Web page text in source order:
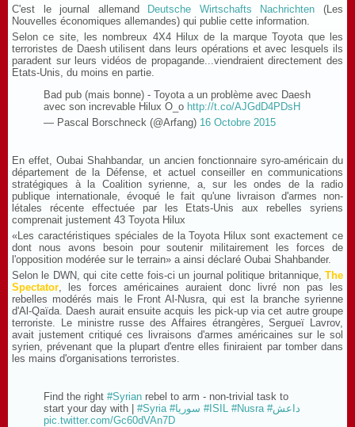
C'est le journal allemand
Deutsche Wirtschafts Nachrichten (Les
Nouvelles économiques allemandes) qui publie cette information.
Selon ce site, les nombreux 4X4 Hilux de la marque Toyota que les
terroristes de Daesh utilisent dans leurs opérations et avec lesquels ils
paradent sur leurs vidéos de propagande...viendraient directement des
Etats-Unis, du moins en partie.
Bad pub (mais bonne) - Toyota a un problème avec Daesh
avec son increvable Hilux O_o http://t.co/AJGdD4PDsH
— Pascal Borschneck (@Arfang) 16 Octobre 2015
En effet, Oubai Shahbandar, un ancien fonctionnaire syro-américain du
département de la Défense, et actuel conseiller en communications
stratégiques à la Coalition syrienne, a, sur les ondes de la radio
publique internationale, évoqué le fait qu'une livraison d'armes non-
létales récente effectuée par les Etats-Unis aux rebelles syriens
comprenait justement 43 Toyota Hilux
«Les caractéristiques spéciales de la Toyota Hilux sont exactement ce
dont nous avons besoin pour soutenir militairement les forces de
l'opposition modérée sur le terrain» a ainsi déclaré Oubai Shahbander.
Selon le DWN, qui cite cette fois-ci un journal politique britannique, The
Spectator, les forces américaines auraient donc livré non pas les
rebelles modérés mais le Front Al-Nusra, qui est la branche syrienne
d'Al-Qaïda. Daesh aurait ensuite acquis les pick-up via cet autre groupe
terroriste. Le ministre russe des Affaires étrangères, Sergueï Lavrov,
avait justement critiqué ces livraisons d'armes américaines sur le sol
syrien, prévenant que la plupart d'entre elles finiraient par tomber dans
les mains d'organisations terroristes.
Find the right #Syrian rebel to arm - non-trivial task to
start your day with | #Syria #سوريا #ISIL #Nusra
#داعش
pic.twitter.com/Gc60dVAn7D